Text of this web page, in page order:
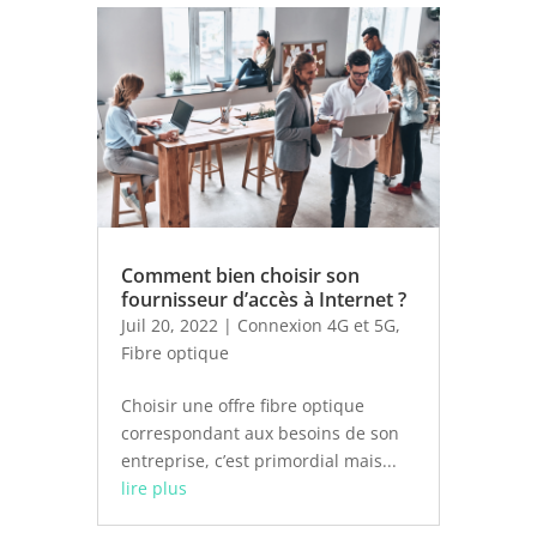
Comment bien choisir son
fournisseur d’accès à Internet ?
Juil 20, 2022| Connexion 4G et 5G,
Fibre optique
Choisir une offre fibre optique
correspondant aux besoins de son
entreprise, c’est primordial mais...
lire plus